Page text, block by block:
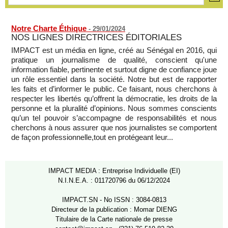
08/08/2026 -MOMO ALADJI
Notre Charte Éthique - 29/01/2024
NOS LIGNES DIRECTRICES ÉDITORIALES
IMPACT est un média en ligne, créé au Sénégal en 2016, qui
pratique un journalisme de qualité, conscient qu'une
information fiable, pertinente et surtout digne de confiance joue
un rôle essentiel dans la société. Notre but est de rapporter
les faits et d’informer le public. Ce faisant, nous cherchons à
respecter les libertés qu’offrent la démocratie, les droits de la
personne et la pluralité d’opinions. Nous sommes conscients
qu’un tel pouvoir s’accompagne de responsabilités et nous
cherchons à nous assurer que nos journalistes se comportent
de façon professionnelle,tout en protégeant leur...
IMPACT MEDIA : Entreprise Individuelle (EI)
N.I.N.E.A. : 011720796 du 06/12/2024
IMPACT.SN - No ISSN : 3084-0813
Directeur de la publication : Momar DIENG
Titulaire de la Carte nationale de presse